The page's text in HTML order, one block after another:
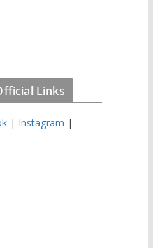
Links
| Instagram |